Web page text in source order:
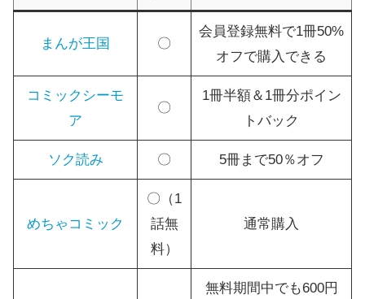
まんが王国 〇
会員登録無料で1冊50%
オフで購入できる
コミックシーモ
ア
〇
1冊半額＆1冊分ポイン
トバック
ソク読み 〇 5冊まで50％オフ
めちゃコミック
〇（1
話無
料）
通常購入
無料期間中でも600円